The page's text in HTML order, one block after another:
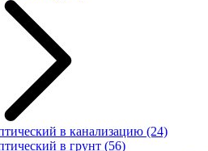
в канализацию (24)
в грунт (56)